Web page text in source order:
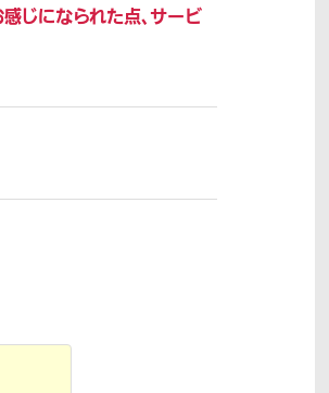
じになられた点、サービ